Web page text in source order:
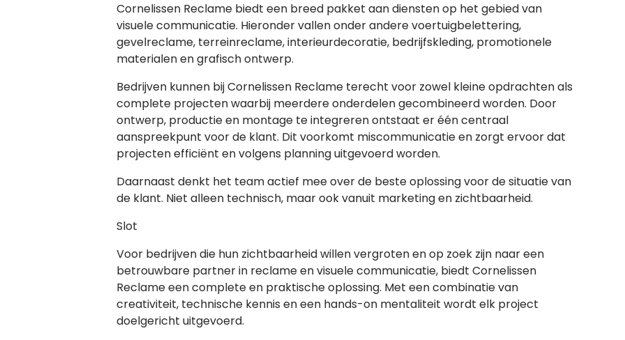
Cornelissen Reclame biedt een breed pakket aan diensten op het gebied van
visuele communicatie. Hieronder vallen onder andere voertuigbelettering,
gevelreclame, terreinreclame, interieurdecoratie, bedrijfskleding, promotionele
materialen en grafisch ontwerp.
Bedrijven kunnen bij Cornelissen Reclame terecht voor zowel kleine opdrachten als
complete projecten waarbij meerdere onderdelen gecombineerd worden. Door
ontwerp, productie en montage te integreren ontstaat er één centraal
aanspreekpunt voor de klant. Dit voorkomt miscommunicatie en zorgt ervoor dat
projecten efficiënt en volgens planning uitgevoerd worden.
Daarnaast denkt het team actief mee over de beste oplossing voor de situatie van
de klant. Niet alleen technisch, maar ook vanuit marketing en zichtbaarheid.
Slot
Voor bedrijven die hun zichtbaarheid willen vergroten en op zoek zijn naar een
betrouwbare partner in reclame en visuele communicatie, biedt Cornelissen
Reclame een complete en praktische oplossing. Met een combinatie van
creativiteit, technische kennis en een hands-on mentaliteit wordt elk project
doelgericht uitgevoerd.